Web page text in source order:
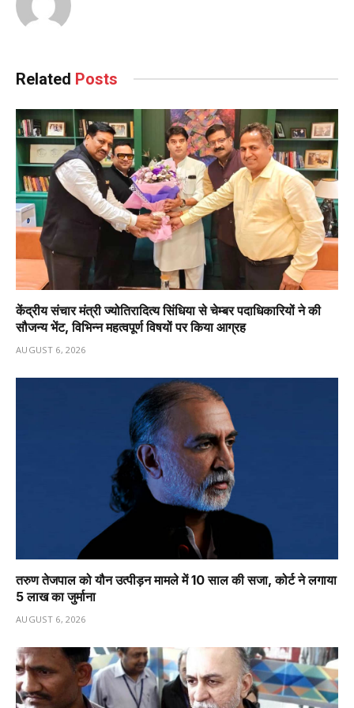
Related Posts
केंद्रीय संचार मंत्री ज्योतिरादित्य सिंधिया से चेम्बर पदाधिकारियों ने की
सौजन्य भेंट, विभिन्न महत्वपूर्ण विषयों पर किया आग्रह
AUGUST 6, 2026
तरुण तेजपाल को यौन उत्पीड़न मामले में 10 साल की सजा, कोर्ट ने लगाया
₹5 लाख का जुर्माना
AUGUST 6, 2026